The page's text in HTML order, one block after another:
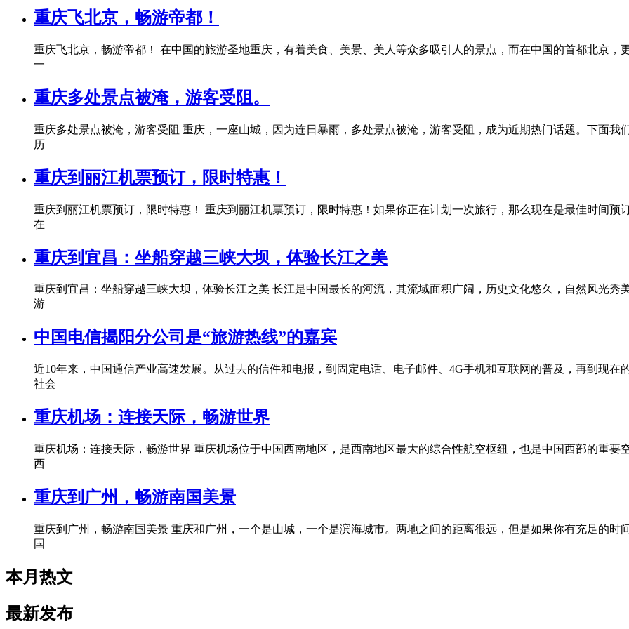
重庆飞北京，畅游帝都！
重庆飞北京，畅游帝都！ 在中国的旅游圣地重庆，有着美食、美景、美人等众多吸引人的景点，而在中国的首都北京
一
重庆多处景点被淹，游客受阻。
重庆多处景点被淹，游客受阻 重庆，一座山城，因为连日暴雨，多处景点被淹，游客受阻，成为近期热门话题。下面
历
重庆到丽江机票预订，限时特惠！
重庆到丽江机票预订，限时特惠！ 重庆到丽江机票预订，限时特惠！如果你正在计划一次旅行，那么现在是最佳时间
在
重庆到宜昌：坐船穿越三峡大坝，体验长江之美
重庆到宜昌：坐船穿越三峡大坝，体验长江之美 长江是中国最长的河流，其流域面积广阔，历史文化悠久，自然风光
游
中国电信揭阳分公司是“旅游热线”的嘉宾
近10年来，中国通信产业高速发展。从过去的信件和电报，到固定电话、电子邮件、4G手机和互联网的普及，再到现
社会
重庆机场：连接天际，畅游世界
重庆机场：连接天际，畅游世界 重庆机场位于中国西南地区，是西南地区最大的综合性航空枢纽，也是中国西部的重要
西
重庆到广州，畅游南国美景
重庆到广州，畅游南国美景 重庆和广州，一个是山城，一个是滨海城市。两地之间的距离很远，但是如果你有充足的
国
本月热文
最新发布